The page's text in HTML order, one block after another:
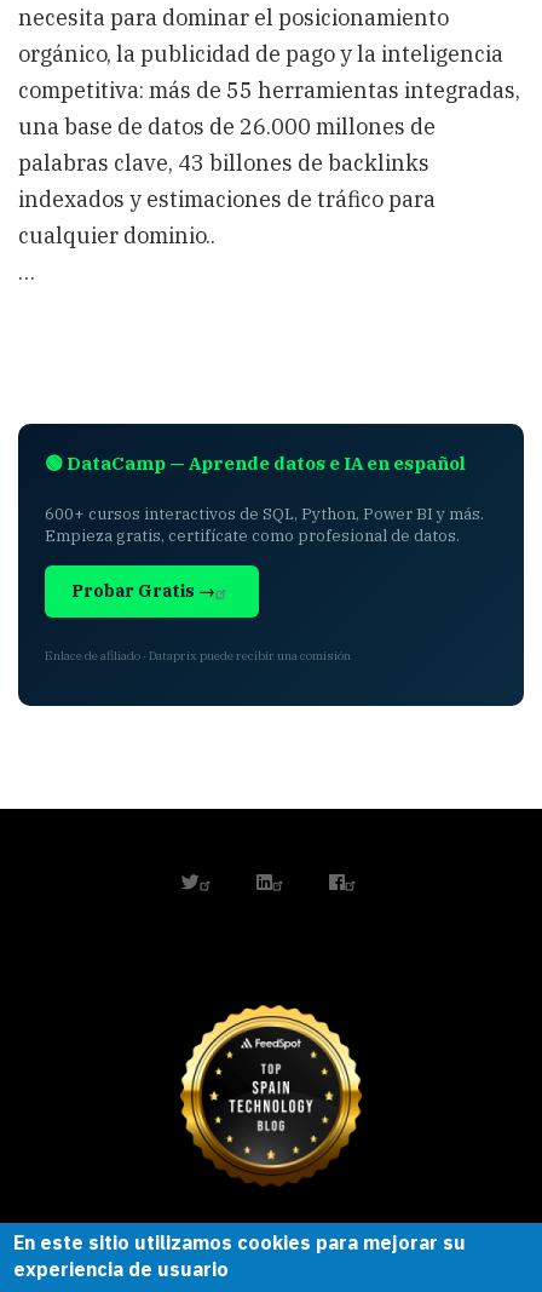
necesita para dominar el posicionamiento
orgánico, la publicidad de pago y la inteligencia
competitiva: más de 55 herramientas integradas,
una base de datos de 26.000 millones de
palabras clave, 43 billones de backlinks
indexados y estimaciones de tráfico para
cualquier dominio..
…
🟢 DataCamp — Aprende datos e IA en español
600+ cursos interactivos de SQL, Python, Power BI y más.
Empieza gratis, certifícate como profesional de datos.
Probar Gratis →
Enlace de afiliado · Dataprix puede recibir una comisión
twitterlinkedinfacebook
Esta obra está bajo una
En este sitio utilizamos cookies para mejorar su
experiencia de usuario